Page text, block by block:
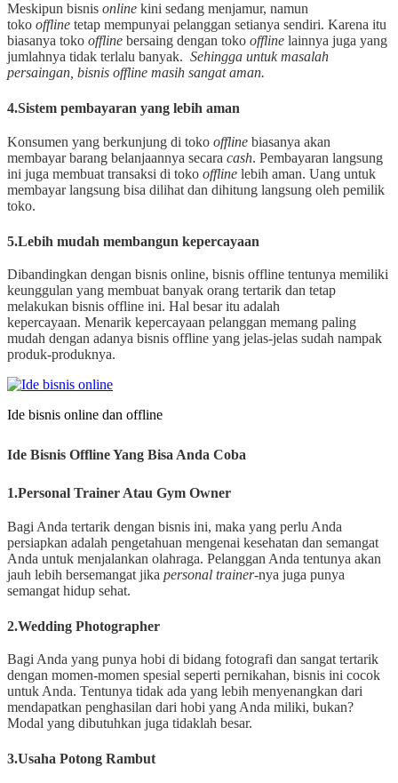
Meskipun bisnis online kini sedang menjamur, namun
toko offline tetap mempunyai pelanggan setianya sendiri. Karena itu
biasanya toko offline bersaing dengan toko offline lainnya juga yang
jumlahnya tidak terlalu banyak. Sehingga untuk masalah
persaingan, bisnis offline masih sangat aman.
4.Sistem pembayaran yang lebih aman
Konsumen yang berkunjung di toko offline biasanya akan
membayar barang belanjaannya secara cash. Pembayaran langsung
ini juga membuat transaksi di toko offline lebih aman. Uang untuk
membayar langsung bisa dilihat dan dihitung langsung oleh pemilik
toko.
5.Lebih mudah membangun kepercayaan
Dibandingkan dengan bisnis online, bisnis offline tentunya memiliki
keunggulan yang membuat banyak orang tertarik dan tetap
melakukan bisnis offline ini. Hal besar itu adalah
kepercayaan. Menarik kepercayaan pelanggan memang paling
mudah dengan adanya bisnis offline yang jelas-jelas sudah nampak
produk-produknya.
Ide bisnis online dan offline
Ide Bisnis Offline Yang Bisa Anda Coba
1.Personal Trainer Atau Gym Owner
Bagi Anda tertarik dengan bisnis ini, maka yang perlu Anda
persiapkan adalah pengetahuan mengenai kesehatan dan semangat
Anda untuk menjalankan olahraga. Pelanggan Anda tentunya akan
jauh lebih bersemangat jika personal trainer-nya juga punya
semangat hidup sehat.
2.Wedding Photographer
Bagi Anda yang punya hobi di bidang fotografi dan sangat tertarik
dengan momen-momen spesial seperti pernikahan, bisnis ini cocok
untuk Anda. Tentunya tidak ada yang lebih menyenangkan dari
mendapatkan penghasilan dari hobi yang Anda miliki, bukan?
Modal yang dibutuhkan juga tidaklah besar.
3.Usaha Potong Rambut